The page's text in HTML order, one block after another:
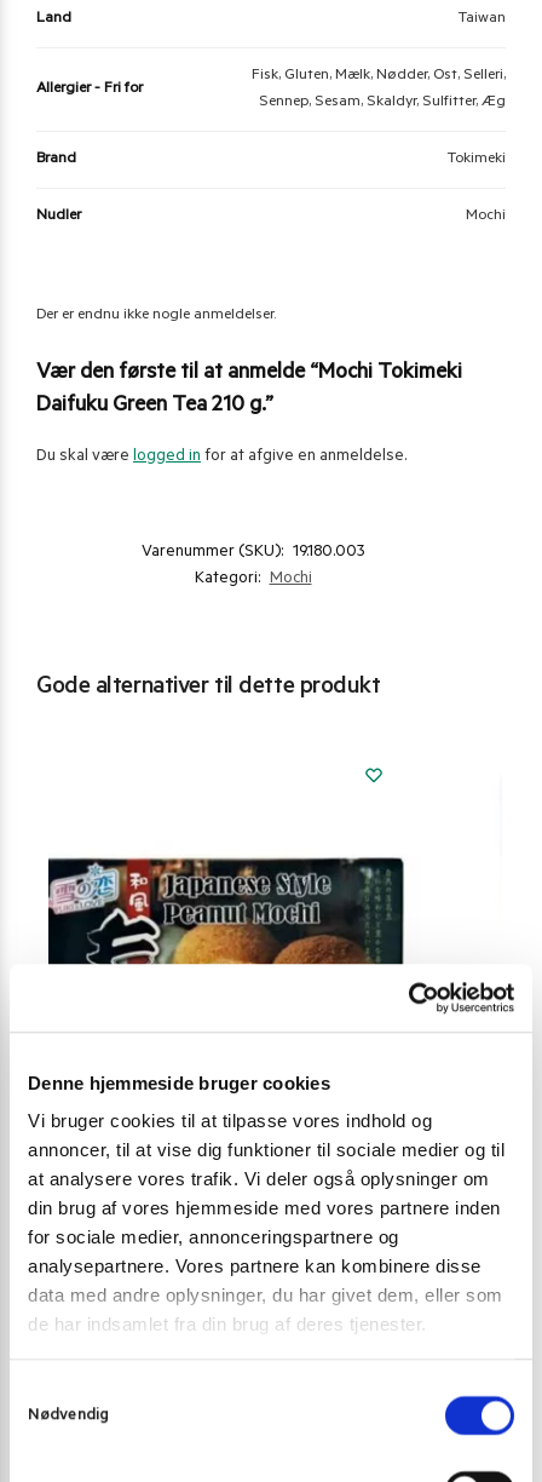
Denne hjemmeside bruger cookies
Vi bruger cookies til at tilpasse vores indhold og
annoncer, til at vise dig funktioner til sociale medier og til
at analysere vores trafik. Vi deler også oplysninger om
din brug af vores hjemmeside med vores partnere inden
for sociale medier, annonceringspartnere og
analysepartnere. Vores partnere kan kombinere disse
data med andre oplysninger, du har givet dem, eller som
de har indsamlet fra din brug af deres tjenester.
Nødvendig
Land Taiwan
Allergier - Fri for
Fisk, Gluten, Mælk, Nødder, Ost, Selleri,
Sennep, Sesam, Skaldyr, Sulfitter, Æg
Brand Tokimeki
Nudler Mochi
Der er endnu ikke nogle anmeldelser.
Vær den første til at anmelde “Mochi Tokimeki
Daifuku Green Tea 210 g.”
Du skal være logged in for at afgive en anmeldelse.
Varenummer (SKU): 19.180.003
Kategori: Mochi
Gode alternativer til dette produkt
MOCHI
Yuki & Love mochi med peanuts 210 g.
35,00kr.
Q Cherry